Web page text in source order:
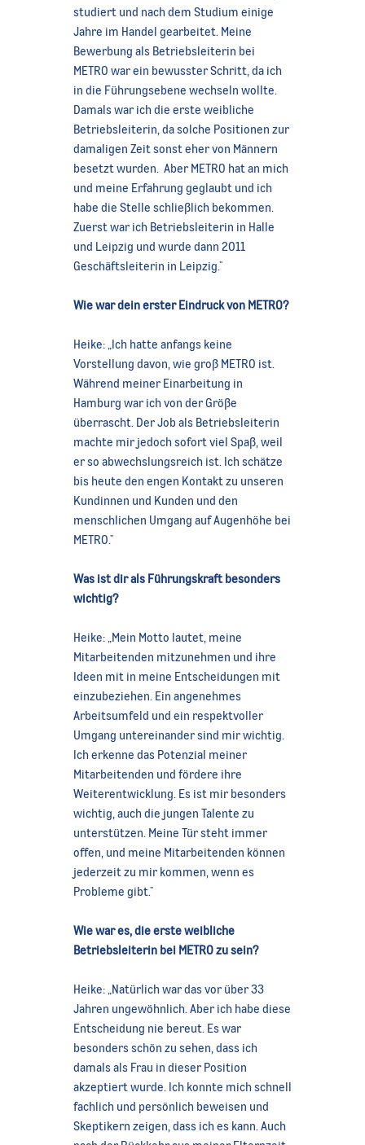
studiert und nach dem Studium einige
Jahre im Handel gearbeitet. Meine
Bewerbung als Betriebsleiterin bei
METRO war ein bewusster Schritt, da ich
in die Führungsebene wechseln wollte.
Damals war ich die erste weibliche
Betriebsleiterin, da solche Positionen zur
damaligen Zeit sonst eher von Männern
besetzt wurden. Aber METRO hat an mich
und meine Erfahrung geglaubt und ich
habe die Stelle schließlich bekommen.
Zuerst war ich Betriebsleiterin in Halle
und Leipzig und wurde dann 2011
Geschäftsleiterin in Leipzig."
Wie war dein erster Eindruck von METRO?
Heike: „Ich hatte anfangs keine
Vorstellung davon, wie groß METRO ist.
Während meiner Einarbeitung in
Hamburg war ich von der Größe
überrascht. Der Job als Betriebsleiterin
machte mir jedoch sofort viel Spaß, weil
er so abwechslungsreich ist. Ich schätze
bis heute den engen Kontakt zu unseren
Kundinnen und Kunden und den
menschlichen Umgang auf Augenhöhe bei
METRO."
Was ist dir als Führungskraft besonders
wichtig?
Heike: „Mein Motto lautet, meine
Mitarbeitenden mitzunehmen und ihre
Ideen mit in meine Entscheidungen mit
einzubeziehen. Ein angenehmes
Arbeitsumfeld und ein respektvoller
Umgang untereinander sind mir wichtig.
Ich erkenne das Potenzial meiner
Mitarbeitenden und fördere ihre
Weiterentwicklung. Es ist mir besonders
wichtig, auch die jungen Talente zu
unterstützen. Meine Tür steht immer
offen, und meine Mitarbeitenden können
jederzeit zu mir kommen, wenn es
Probleme gibt."
Wie war es, die erste weibliche
Betriebsleiterin bei METRO zu sein?
Heike: „Natürlich war das vor über 33
Jahren ungewöhnlich. Aber ich habe diese
Entscheidung nie bereut. Es war
besonders schön zu sehen, dass ich
damals als Frau in dieser Position
akzeptiert wurde. Ich konnte mich schnell
fachlich und persönlich beweisen und
Skeptikern zeigen, dass ich es kann. Auch